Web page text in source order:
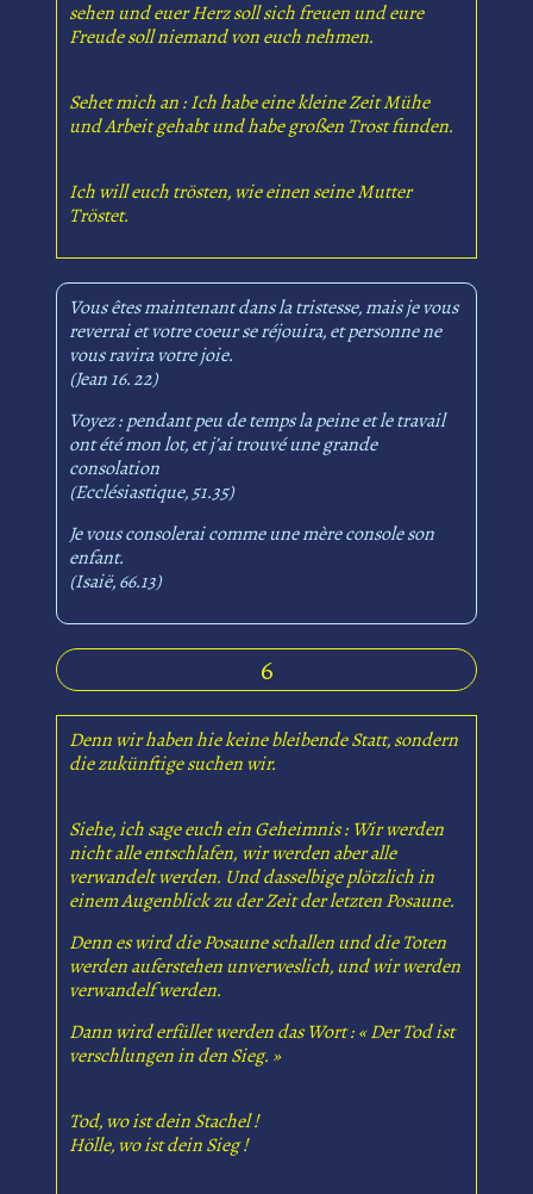
sehen und euer Herz soll sich freuen und eure
Freude soll niemand von euch nehmen.
Sehet mich an : Ich habe eine kleine Zeit Mühe
und Arbeit gehabt und habe großen Trost funden.
Ich will euch trösten, wie einen seine Mutter
Tröstet.
Vous êtes maintenant dans la tristesse, mais je vous
reverrai et votre coeur se réjouira, et personne ne
vous ravira votre joie.
(Jean 16. 22)
Voyez : pendant peu de temps la peine et le travail
ont été mon lot, et j’ai trouvé une grande
consolation
(Ecclésiastique, 51.35)
Je vous consolerai comme une mère console son
enfant.
(Isaië, 66.13)
6
Denn wir haben hie keine bleibende Statt, sondern
die zukünftige suchen wir.
Siehe, ich sage euch ein Geheimnis : Wir werden
nicht alle entschlafen, wir werden aber alle
verwandelt werden. Und dasselbige plötzlich in
einem Augenblick zu der Zeit der letzten Posaune.
Denn es wird die Posaune schallen und die Toten
werden auferstehen unverweslich, und wir werden
verwandelf werden.
Dann wird erfüllet werden das Wort : « Der Tod ist
verschlungen in den Sieg. »
Tod, wo ist dein Stachel !
Hölle, wo ist dein Sieg !